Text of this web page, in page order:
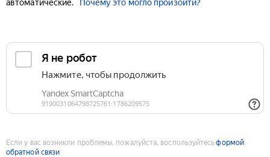
автоматические.
Почему это могло произойти?
Если у вас возникли проблемы, пожалуйста, воспользуйтесьформой
обратной связи